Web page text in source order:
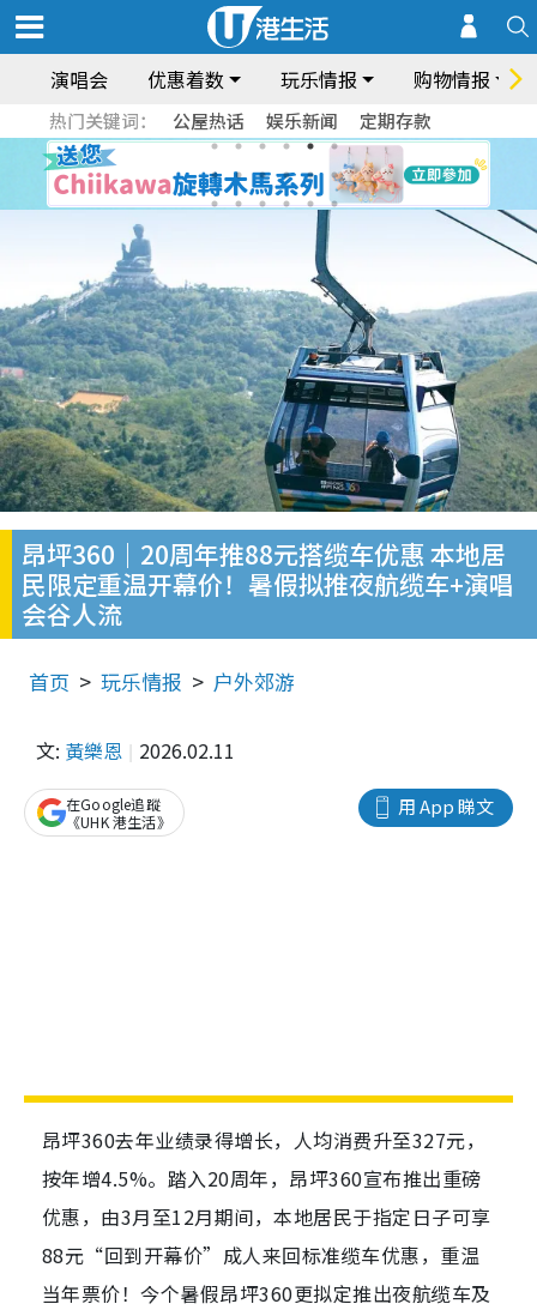
演唱会 优惠着数 玩乐情报 购物情报
热门关键词： 公屋热话 娱乐新闻 定期存款
昂坪360｜20周年推88元搭缆车优惠 本地居
民限定重温开幕价！暑假拟推夜航缆车+演唱
会谷人流
首页 玩乐情报 户外郊游
文: 黃樂恩 2026.02.11
用 App 睇文
在Google追蹤
《UHK 港生活》
昂坪360去年业绩录得增长，人均消费升至327元，
按年增4.5%。踏入20周年，昂坪360宣布推出重磅
优惠，由3月至12月期间，本地居民于指定日子可享
88元“回到开幕价”成人来回标准缆车优惠，重温
当年票价！今个暑假昂坪360更拟定推出夜航缆车及